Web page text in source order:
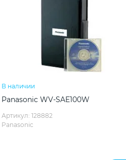
В наличии
Panasonic WV-SAE100W
Артикул: 128882
Panasonic